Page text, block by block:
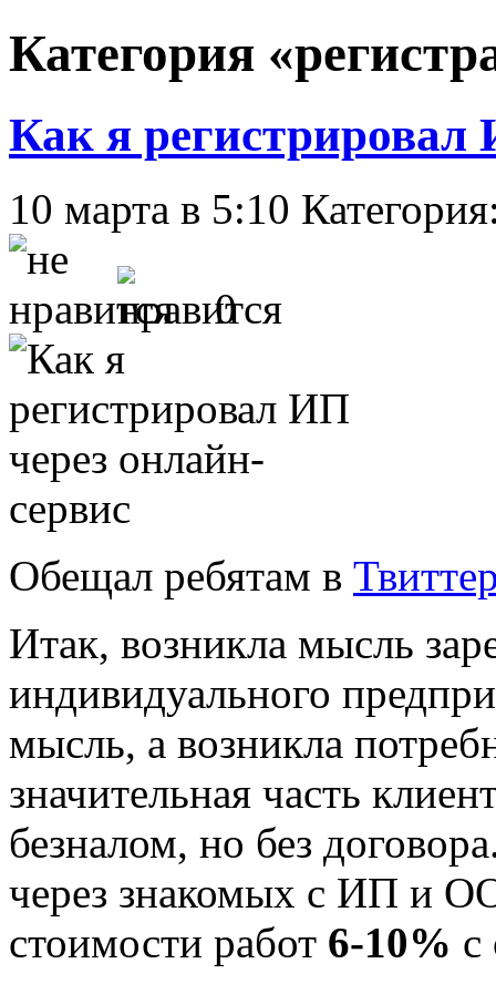
Категория
Как я регистрировал
10 марта в 5:10
0
Обещал ребятам в
Итак, возникла мысль
индивидуального
мысль, а возникла
значительная часть
безналом, но без
через знакомых с ИП и
стоимости работ 6-10% с